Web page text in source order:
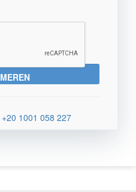
+20 1001 058 227